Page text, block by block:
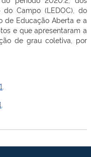
Campo (LEDOC), do
de Educação Aberta e a
e que apresentaram a
de grau coletiva, por